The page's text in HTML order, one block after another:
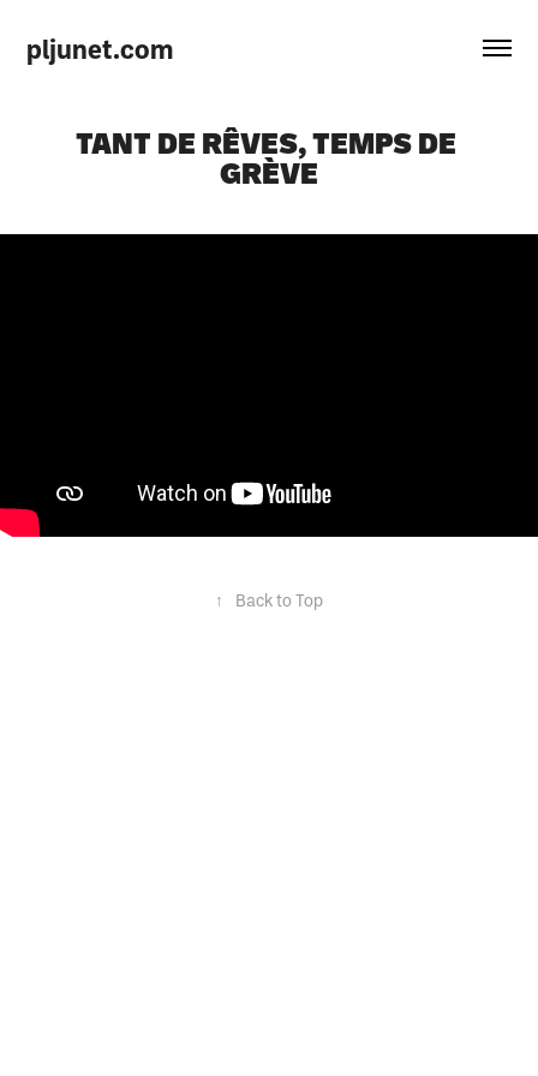
pljunet.com
TANT DE RÊVES, TEMPS DE
GRÈVE
↑ Back to Top